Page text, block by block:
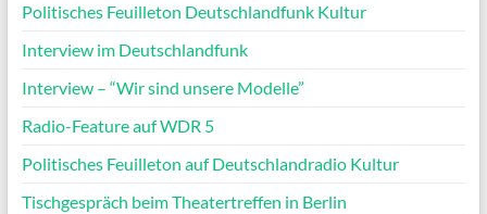
Politisches Feuilleton Deutschlandfunk Kultur
Interview im Deutschlandfunk
Interview – “Wir sind unsere Modelle”
Radio-Feature auf WDR 5
Politisches Feuilleton auf Deutschlandradio Kultur
Tischgespräch beim Theatertreffen in Berlin